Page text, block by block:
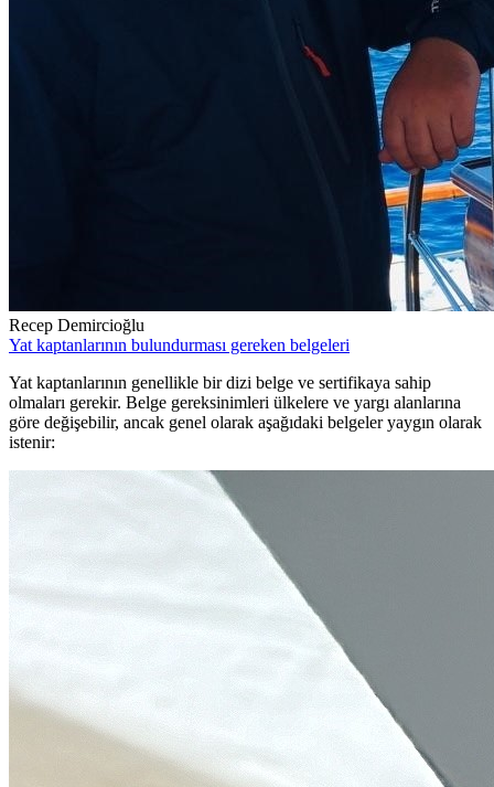
Recep Demircioğlu
Yat kaptanlarının bulundurması gereken belgeleri
Yat kaptanlarının genellikle bir dizi belge ve sertifikaya sahip
olmaları gerekir. Belge gereksinimleri ülkelere ve yargı alanlarına
göre değişebilir, ancak genel olarak aşağıdaki belgeler yaygın olarak
istenir: